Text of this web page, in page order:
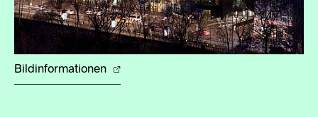
Bildinformationen